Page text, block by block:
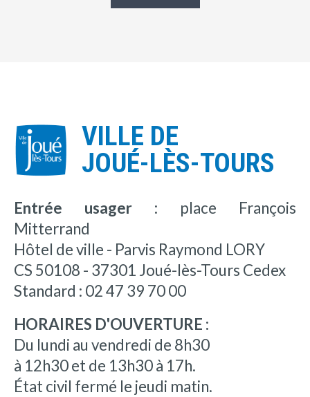
VILLE DE
JOUÉ-LÈS-TOURS
Entrée usager : place François
Mitterrand
Hôtel de ville - Parvis Raymond LORY
CS 50108 - 37301 Joué-lès-Tours Cedex
Standard : 02 47 39 70 00
HORAIRES D'OUVERTURE :
Du lundi au vendredi de 8h30
à 12h30 et de 13h30 à 17h.
État civil fermé le jeudi matin.